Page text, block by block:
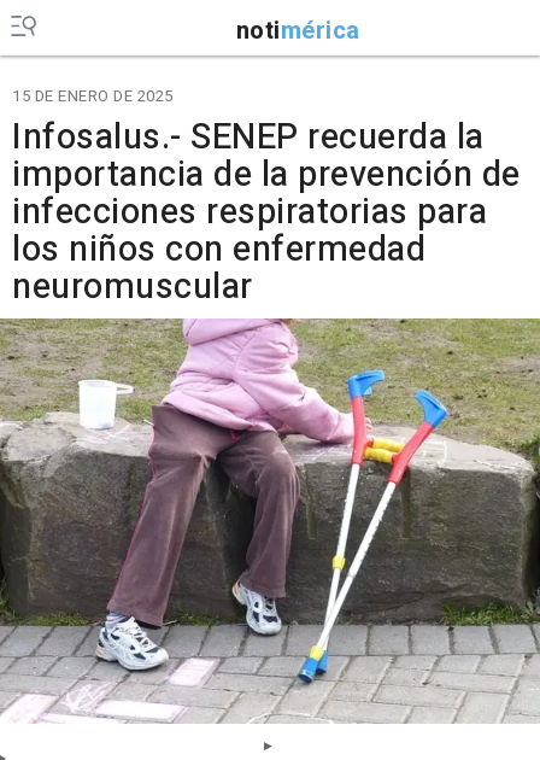
notimérica
15 DE ENERO DE 2025
Infosalus.- SENEP recuerda la
importancia de la prevención de
infecciones respiratorias para
los niños con enfermedad
neuromuscular